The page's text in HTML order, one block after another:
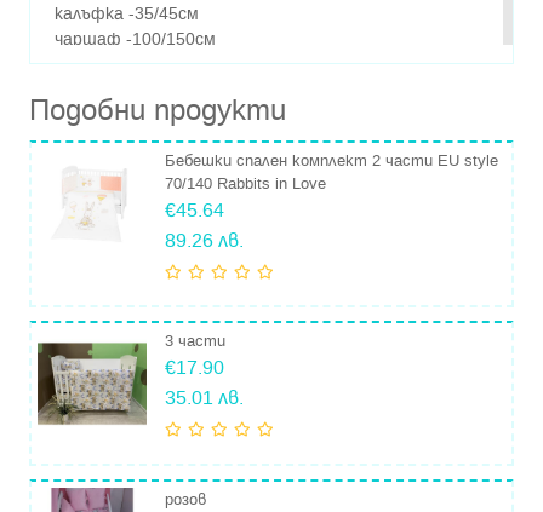
калъфка -35/45см
чаршаф -100/150см
олекотена завивка -100/150см
Текстил ранфорс, произведен в Полша.
Изработени за Галикс.
Подобни продукти
Бебешки спален комплект 2 части EU style
70/140 Rabbits in Love
€45.64
89.26 лв.
3 части
€17.90
35.01 лв.
розов